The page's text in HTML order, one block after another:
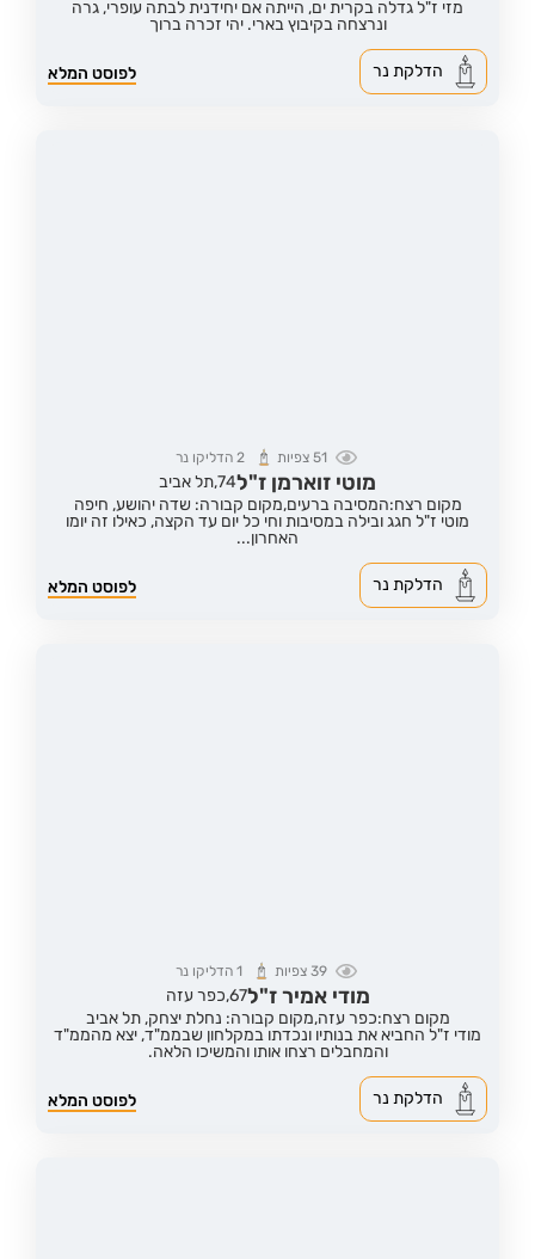
מזי ז"ל גדלה בקרית ים, הייתה אם יחידנית לבתה עופרי, גרה
ונרצחה בקיבוץ בארי. יהי זכרה ברוך
לפוסט המלא הדלקת נר
51צפיות 2 הדליקו נר
מוטי זוארמן ז"ל74,תל אביב
מקום רצח:המסיבה ברעים,מקום קבורה: שדה יהושע, חיפה
מוטי ז"ל חגג ובילה במסיבות וחי כל יום עד הקצה, כאילו זה יומו
האחרון...
לפוסט המלא הדלקת נר
39צפיות 1 הדליקו נר
מודי אמיר ז"ל67, כפר עזה
מקום רצח:כפר עזה,מקום קבורה: נחלת יצחק, תל אביב
מודי ז"ל החביא את בנותיו ונכדתו במקלחון שבממ"ד, יצא מהממ"ד
והמחבלים רצחו אותו והמשיכו הלאה.
לפוסט המלא הדלקת נר